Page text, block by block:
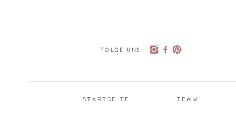
FOLGE UNS
TEAM
STARTSEITE